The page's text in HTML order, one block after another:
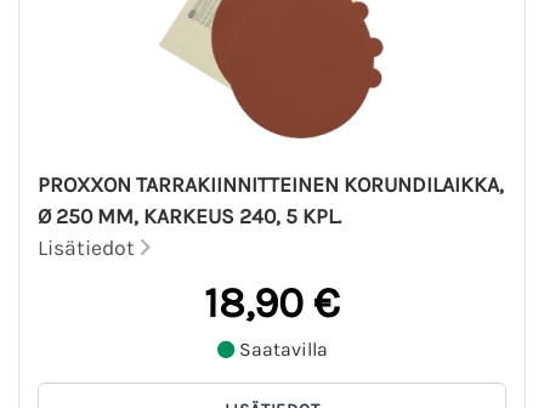
PROXXON TARRAKIINNITTEINEN KORUNDILAIKKA,
Ø 250 MM, KARKEUS 240, 5 KPL.
Lisätiedot
18,90 €
Saatavilla